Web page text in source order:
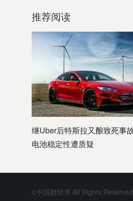
推荐阅读
继Uber后特斯拉又酿致死事
电池稳定性遭质疑
©中国财经界 All Rights